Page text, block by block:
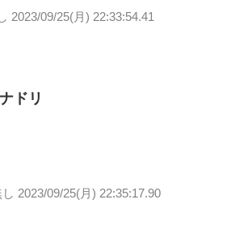
2023/09/25(月) 22:33:54.41
ドリ
2023/09/25(月) 22:35:17.90